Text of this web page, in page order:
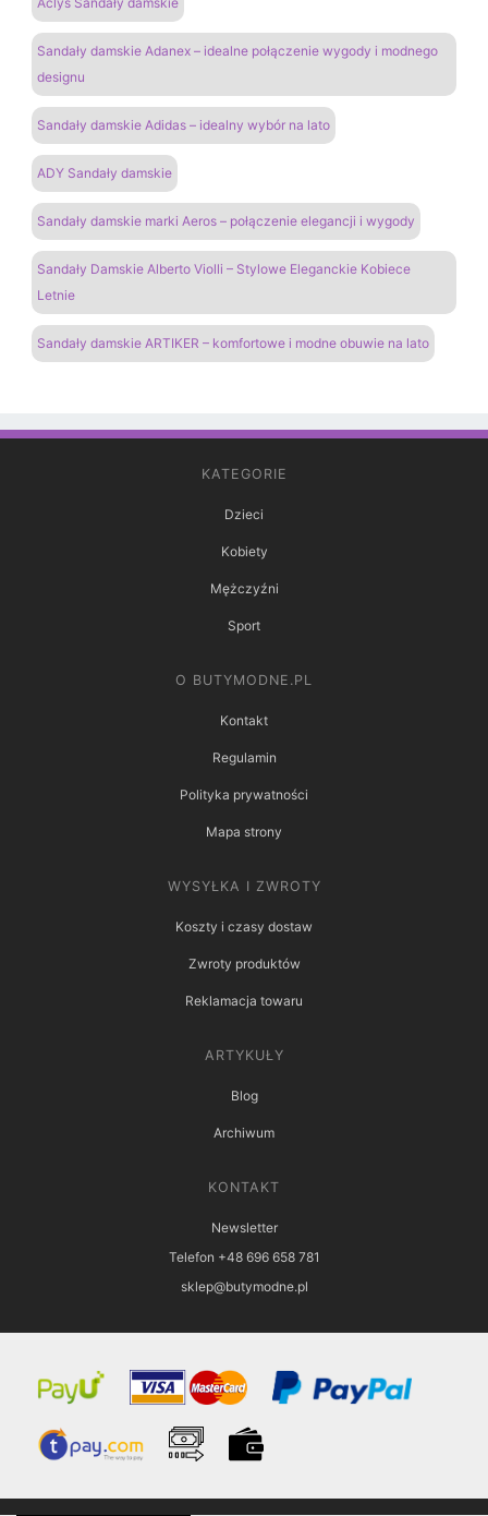
Sandały damskie Adanex – idealne połączenie wygody i modnego
designu
Sandały damskie Adidas – idealny wybór na lato
ADY Sandały damskie
Sandały damskie marki Aeros – połączenie elegancji i wygody
Sandały Damskie Alberto Violli – Stylowe Eleganckie Kobiece
Letnie
Sandały damskie ARTIKER – komfortowe i modne obuwie na lato
KATEGORIE
Dzieci
Kobiety
Mężczyźni
Sport
O BUTYMODNE.PL
Kontakt
Regulamin
Polityka prywatności
Mapa strony
WYSYŁKA I ZWROTY
Koszty i czasy dostaw
Zwroty produktów
Reklamacja towaru
ARTYKUŁY
Blog
Archiwum
KONTAKT
Newsletter
Telefon +48 696 658 781
sklep@butymodne.pl